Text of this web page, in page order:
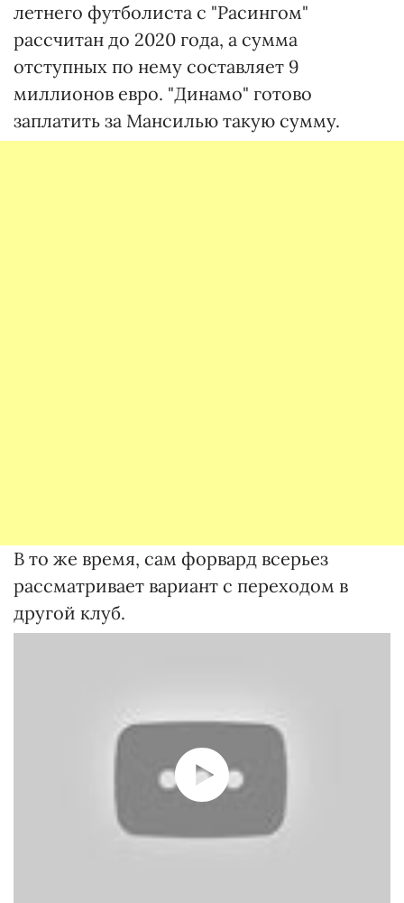
летнего футболиста с "Расингом"
рассчитан до 2020 года, а сумма
отступных по нему составляет 9
миллионов евро. "Динамо" готово
заплатить за Мансилью такую сумму.
В то же время, сам форвард всерьез
рассматривает вариант с переходом в
другой клуб.